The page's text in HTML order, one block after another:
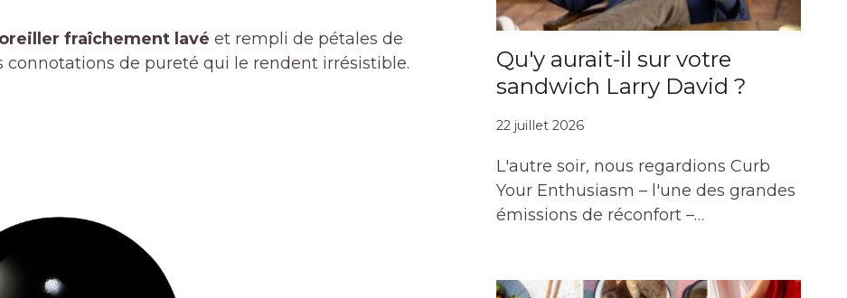
oreiller fraîchement lavé et rempli de pétales de
connotations de pureté qui le rendent irrésistible.
Qu'y aurait-il sur votre
sandwich Larry David ?
22 juillet 2026
L'autre soir, nous regardions Curb
Your Enthusiasm – l'une des grandes
émissions de réconfort –…